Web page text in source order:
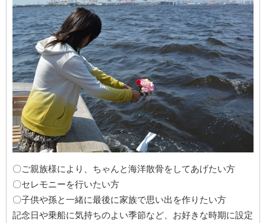
〇ご親族様により、ちゃんと海洋散骨をしてあげたい方
〇セレモニーを行いたい方
〇子供や孫と一緒に最後に家族で思い出を作りたい方
記念日や乗船に気持ちのよい季節など、お好きな時期に設定